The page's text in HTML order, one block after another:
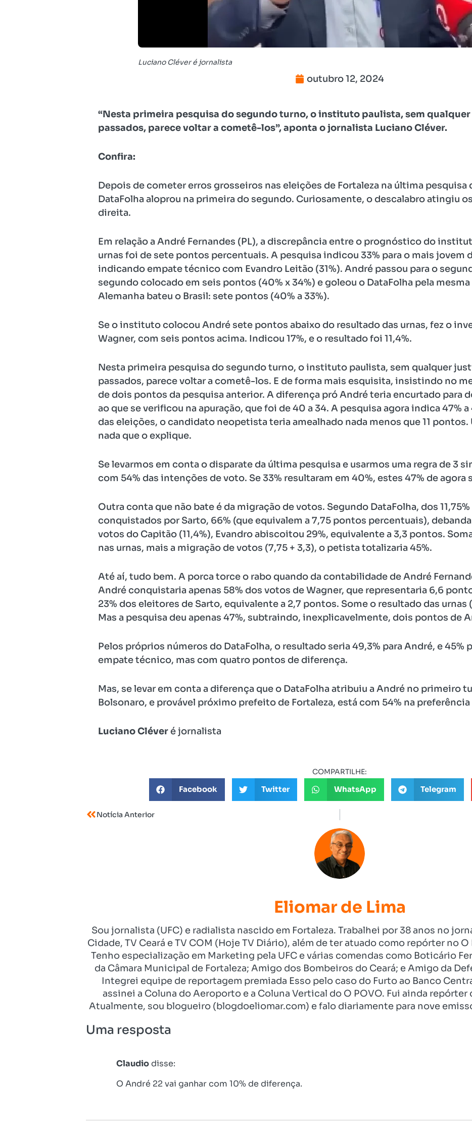
Luciano Cléver é jornalista
outubro 12, 2024
“Nesta primeira pesquisa do segundo turno, o instituto paulista, sem
passados, parece voltar a cometê-los”, aponta o jornalista Luciano Cléver.
Confira:
Depois de cometer erros grosseiros nas eleições de Fortaleza na última
DataFolha aloprou na primeira do segundo. Curiosamente, o descalabro atingiu
direita.
Em relação a André Fernandes (PL), a discrepância entre o prognóstico do
urnas foi de sete pontos percentuais. A pesquisa indicou 33% para o mais jovem
indicando empate técnico com Evandro Leitão (31%). André passou para o
segundo colocado em seis pontos (40% x 34%) e goleou o DataFolha pela
Alemanha bateu o Brasil: sete pontos (40% a 33%).
Se o instituto colocou André sete pontos abaixo do resultado das urnas, fez o
Wagner, com seis pontos acima. Indicou 17%, e o resultado foi 11,4%.
Nesta primeira pesquisa do segundo turno, o instituto paulista, sem qualquer
passados, parece voltar a cometê-los. E de forma mais esquisita, insistindo no
de dois pontos da pesquisa anterior. A diferença pró André teria encurtado para
ao que se verificou na apuração, que foi de 40 a 34. A pesquisa agora indica 47%
das eleições, o candidato neopetista teria amealhado nada menos que 11
nada que o explique.
Se levarmos em conta o disparate da última pesquisa e usarmos uma regra de 3
com 54% das intenções de voto. Se 33% resultaram em 40%, estes 47% de agora
Outra conta que não bate é da migração de votos. Segundo DataFolha, dos
conquistados por Sarto, 66% (que equivalem a 7,75 pontos percentuais),
votos do Capitão (11,4%), Evandro abiscoitou 29%, equivalente a 3,3 pontos.
nas urnas, mais a migração de votos (7,75 + 3,3), o petista totalizaria 45%.
Até aí, tudo bem. A porca torce o rabo quando da contabilidade de André
André conquistaria apenas 58% dos votos de Wagner, que representaria 6,6
23% dos eleitores de Sarto, equivalente a 2,7 pontos. Some o resultado das urnas
Mas a pesquisa deu apenas 47%, subtraindo, inexplicavelmente, dois pontos de
Pelos próprios números do DataFolha, o resultado seria 49,3% para André, e 45%
empate técnico, mas com quatro pontos de diferença.
Mas, se levar em conta a diferença que o DataFolha atribuiu a André no primeiro
Bolsonaro, e provável próximo prefeito de Fortaleza, está com 54% na
Luciano Cléveré jornalista
COMPARTILHE:
Facebook Twitter WhatsApp Telegram
Notícia Anterior
Eliomar de Lima
Sou jornalista (UFC) e radialista nascido em Fortaleza. Trabalhei por 38 anos no
Cidade, TV Ceará e TV COM (Hoje TV Diário), além de ter atuado como repórter no O
Tenho especialização em Marketing pela UFC e várias comendas como Boticário
da Câmara Municipal de Fortaleza; Amigo dos Bombeiros do Ceará; e Amigo da
Integrei equipe de reportagem premiada Esso pelo caso do Furto ao Banco
assinei a Coluna do Aeroporto e a Coluna Vertical do O POVO. Fui ainda repórter
Atualmente, sou blogueiro (blogdoeliomar.com) e falo diariamente para nove
Uma resposta
Claudio disse:
O André 22 vai ganhar com 10% de diferença.